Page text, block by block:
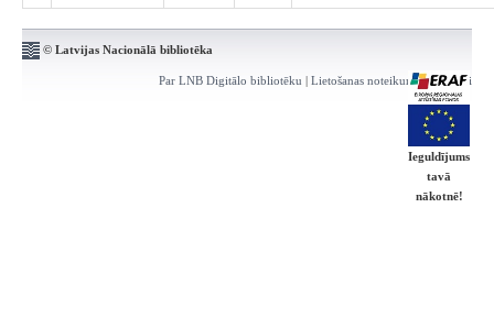
© Latvijas Nacionālā bibliotēka
Par LNB Digitālo bibliotēku | Lietošanas noteikumi | Kontakti
Ieguldījums
tavā
nākotnē!